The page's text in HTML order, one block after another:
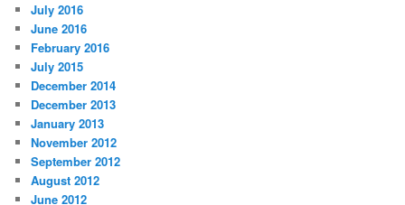
July 2016
June 2016
February 2016
July 2015
December 2014
December 2013
January 2013
November 2012
September 2012
August 2012
June 2012